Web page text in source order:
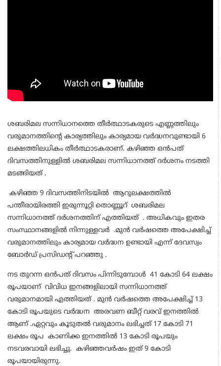
ശബരിമല സന്നിധാനത്തെ തീർത്ഥാടകരുടെ എണ്ണത്തിലും
വരുമാനത്തിന്റെ കാര്യത്തിലും കാര്യമായ വർദ്ധനവുണ്ടായി 6
ലക്ഷത്തിലധികം തീർത്ഥാടകരാണ്. കഴിഞ്ഞ ഒൻപത്
ദിവസത്തിനുള്ളിൽ ശബരിമല സന്നിധാനത്ത് ദർശനം നടത്തി
മടങ്ങിയത് .
കഴിഞ്ഞ 9 ദിവസത്തിനിടയിൽ ആറുലക്ഷത്തിൽ
പന്തീരായിരത്തി ഇരുന്നൂറ്റി തൊണ്ണൂറ് ശബരിമല
സന്നിധാനത്ത് ദർശനത്തിന് എത്തിയത് . അധികവും ഇതര
സംസ്ഥാനങ്ങളിൽ നിന്നുള്ളവർ .മുൻ വർഷത്തെ അപേക്ഷിച്ച്
വരുമാനത്തിലും കാര്യമായ വർദ്ധന ഉണ്ടായി എന്ന് ദേവസ്വം
ബോർഡ് പ്രസിഡന്റ് പറഞ്ഞു .
നട തുറന്ന ഒൻപത് ദിവസം പിന്നിടുമ്പോൾ 41 കോടി 64 ലക്ഷം
രൂപയാണ് വിവിധ ഇനങ്ങളിലായി സന്നിധാനത്ത്
വരുമാനമായി എത്തിയത് . മുൻ വർഷത്തെ അപേക്ഷിച്ച് 13
കോടി രൂപയുടെ വർദ്ധന അരവണ ബീറ്റ് വരവ് ഇനത്തിൽ
ആണ് .ഏറ്റവും കൂടുതൽ വരുമാനം ലഭിച്ചത് 17 കോടി 71
ലക്ഷം രൂപ കാണിക്ക ഇനത്തിൽ 13 കോടി രൂപയും
നടവരവായി ലഭിച്ചു. കഴിഞ്ഞവർഷം ഇത് 9 കോടി
രൂപയായിരുന്നു.